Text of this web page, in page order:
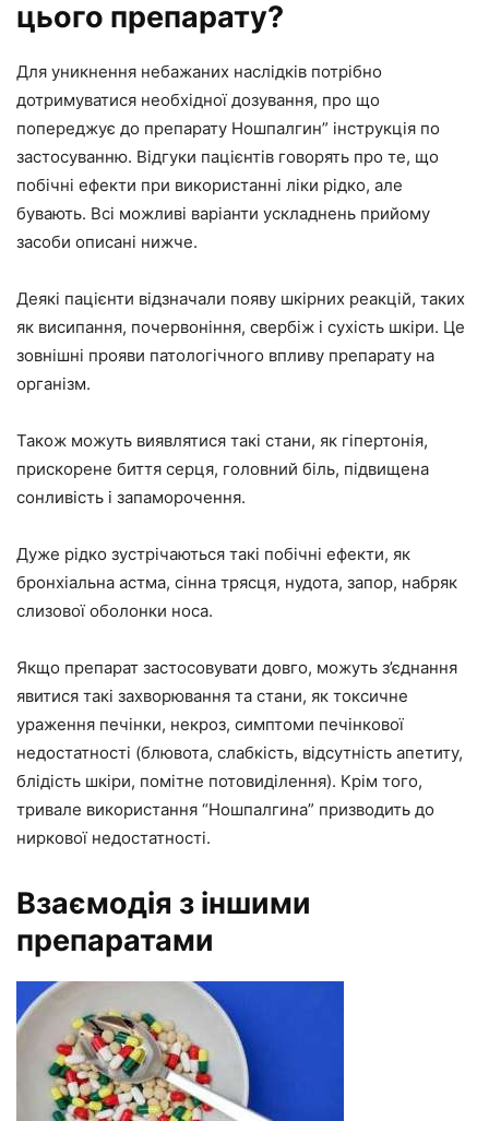
цього препарату?
Для уникнення небажаних наслідків потрібно
дотримуватися необхідної дозування, про що
попереджує до препарату Ношпалгин” інструкція по
застосуванню. Відгуки пацієнтів говорять про те, що
побічні ефекти при використанні ліки рідко, але
бувають. Всі можливі варіанти ускладнень прийому
засоби описані нижче.
Деякі пацієнти відзначали появу шкірних реакцій, таких
як висипання, почервоніння, свербіж і сухість шкіри. Це
зовнішні прояви патологічного впливу препарату на
організм.
Також можуть виявлятися такі стани, як гіпертонія,
прискорене биття серця, головний біль, підвищена
сонливість і запаморочення.
Дуже рідко зустрічаються такі побічні ефекти, як
бронхіальна астма, сінна трясця, нудота, запор, набряк
слизової оболонки носа.
Якщо препарат застосовувати довго, можуть з’єднання
явитися такі захворювання та стани, як токсичне
ураження печінки, некроз, симптоми печінкової
недостатності (блювота, слабкість, відсутність апетиту,
блідість шкіри, помітне потовиділення). Крім того,
тривале використання “Ношпалгина” призводить до
ниркової недостатності.
Взаємодія з іншими
препаратами